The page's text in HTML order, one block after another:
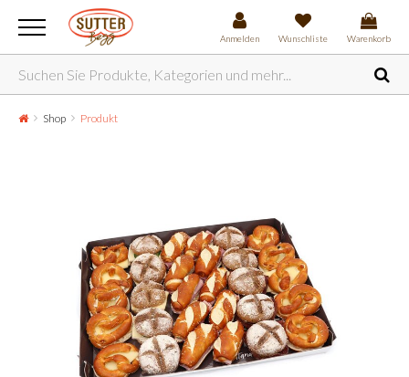
Anmelden Wunschliste Warenkorb
Shop Produkt